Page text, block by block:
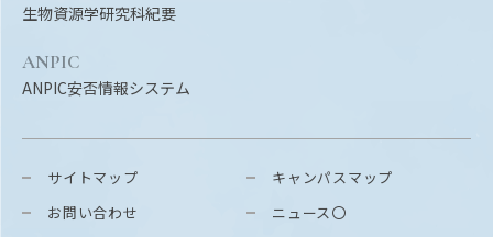
サイトマップ
お問い合わせ
キャンパスマップ
ニュース〇
生物資源学研究科紀要
ANPIC
ANPIC安否情報システム